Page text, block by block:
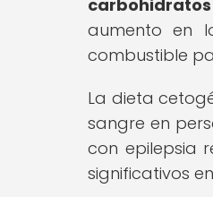
aumento en
combustible
La dieta
sangre en
con epilepsia
significativos